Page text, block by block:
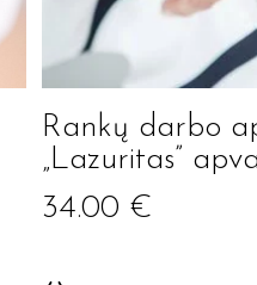
Rankų darbo
„Lazuritas”
34.00 €
Jūsų el. paštas